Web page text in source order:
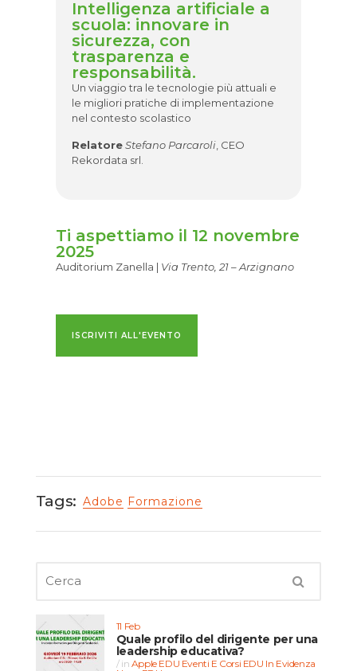
Intelligenza artificiale a
scuola: innovare in
sicurezza, con
trasparenza e
responsabilità.
Un viaggio tra le tecnologie più attuali e
le migliori pratiche di implementazione
nel contesto scolastico
Relatore Stefano Parcaroli, CEO
Rekordata srl.
Ti aspettiamo il 12 novembre
2025
Auditorium Zanella | Via Trento, 21 – Arzignano
ISCRIVITI ALL'EVENTO
Tags: Adobe Formazione
11 Feb
Quale profilo del dirigente per una
leadership educativa?
in Apple EDU Eventi E Corsi EDU In Evidenza